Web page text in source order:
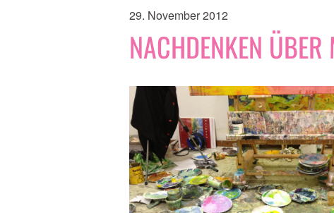
29. November 2012
NACHDENKEN ÜBER